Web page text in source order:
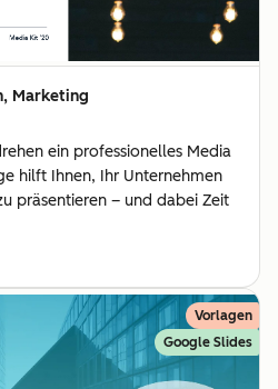
Marketing
ein professionelles Media
hilft Ihnen, Ihr Unternehmen
präsentieren – und dabei Zeit
Vorlagen
Google Slides